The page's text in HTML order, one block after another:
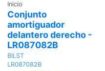
Inicio
Conjunto
amortiguador
delantero derecho -
LR087082B
BILST
LR087082B